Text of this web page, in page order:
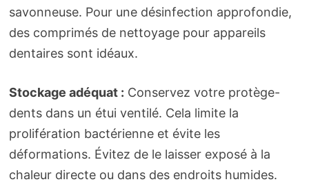
savonneuse. Pour une désinfection approfondie,
des comprimés de nettoyage pour appareils
dentaires sont idéaux.
Stockage adéquat : Conservez votre protège-
dents dans un étui ventilé. Cela limite la
prolifération bactérienne et évite les
déformations. Évitez de le laisser exposé à la
chaleur directe ou dans des endroits humides.